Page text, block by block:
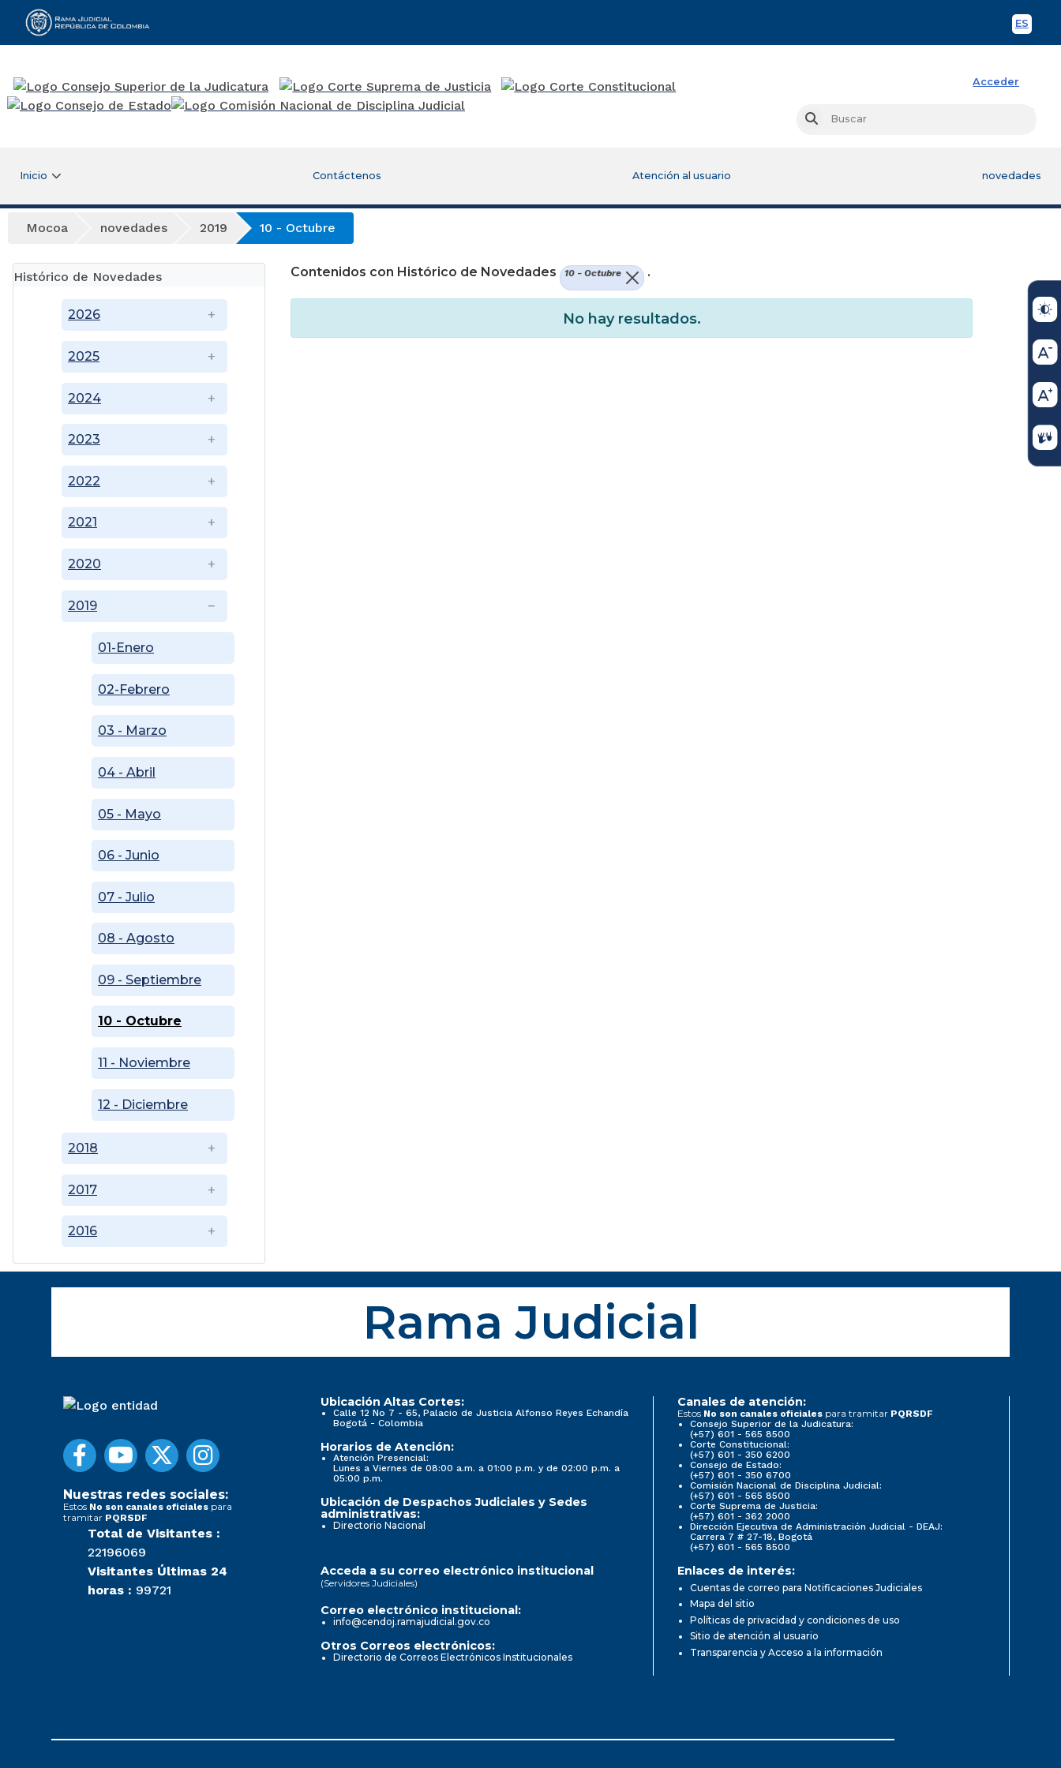
ES
Rama Judicial
Acceder
Buscar
Inicio Contáctenos Atención al usuario novedades
Mocoa novedades 2019 10 - Octubre
Histórico de Novedades
2016
2017
2018
2019
01-Enero
02-Febrero
03 - Marzo
04 - Abril
05 - Mayo
06 - Junio
07 - Julio
08 - Agosto
09 - Septiembre
10 - Octubre
11 - Noviembre
12 - Diciembre
2020
2021
2022
2023
2024
2025
2026
Contenidos con Histórico de Novedades 10 - Octubre .
No hay resultados.
Rama Judicial
Nuestras redes sociales:
Estos No son canales oficiales para
tramitar PQRSDF
Total de Visitantes :
22196069
Visitantes Últimas 24
horas : 99721
Ubicación Altas Cortes:
Calle 12 No 7 - 65, Palacio de Justicia Alfonso Reyes Echandía
Bogotá - Colombia
Horarios de Atención:
Atención Presencial:
Lunes a Viernes de 08:00 a.m. a 01:00 p.m. y de 02:00 p.m. a
05:00 p.m.
Ubicación de Despachos Judiciales y Sedes
administrativas:
Directorio Nacional
Canales de atención:
Estos No son canales oficiales para tramitar PQRSDF
Consejo Superior de la Judicatura:
(+57) 601 - 565 8500
Corte Constitucional:
(+57) 601 - 350 6200
Consejo de Estado:
(+57) 601 - 350 6700
Comisión Nacional de Disciplina Judicial:
(+57) 601 - 565 8500
Corte Suprema de Justicia:
(+57) 601 - 362 2000
Dirección Ejecutiva de Administración Judicial - DEAJ:
Carrera 7 # 27-18, Bogotá
(+57) 601 - 565 8500
Acceda a su correo electrónico institucional
(Servidores Judiciales)
Correo electrónico institucional:
info@cendoj.ramajudicial.gov.co
Otros Correos electrónicos:
Directorio de Correos Electrónicos Institucionales
Enlaces de interés:
Cuentas de correo para Notificaciones Judiciales
Mapa del sitio
Políticas de privacidad y condiciones de uso
Sitio de atención al usuario
Transparencia y Acceso a la información